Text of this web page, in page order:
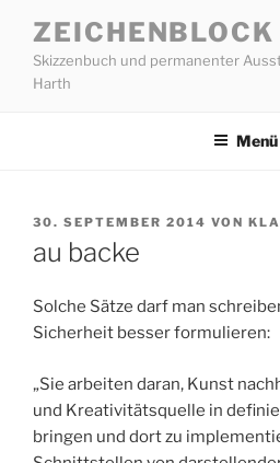
Inhalt
springen
ZEICHENBLOCK
Skizzenbuch und permanenter
Harth
Menü
VERÖFFENTLICHT
30. SEPTEMBER 2014 VON
au backe
Solche Sätze darf man
Sicherheit besser formulieren:
„Sie arbeiten daran, Kunst
und Kreativitätsquelle in
bringen und dort zu